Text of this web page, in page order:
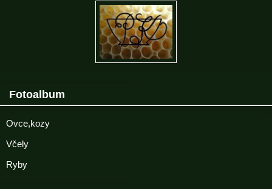
Fotoalbum
Ovce,kozy
Včely
Ryby